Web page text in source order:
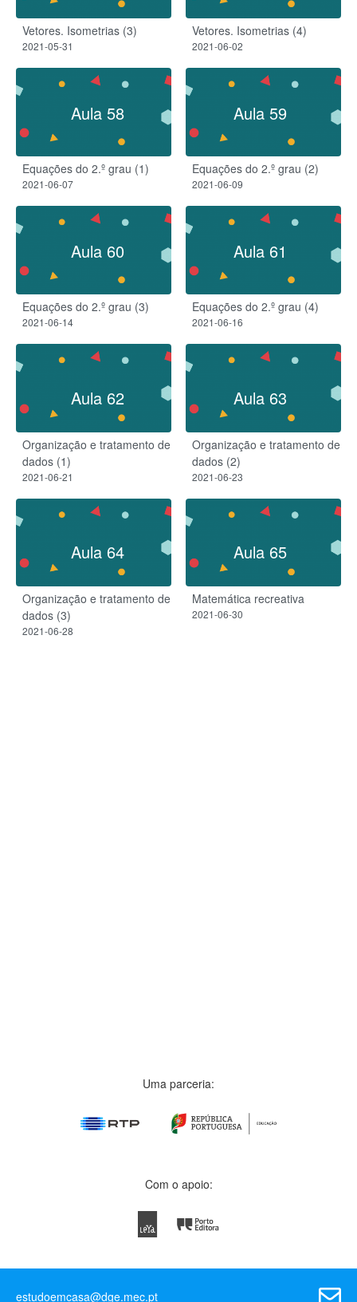
Vetores. Isometrias (3)
2021-05-31
Vetores. Isometrias (4)
2021-06-02
Aula 58
Equações do 2.º grau (1)
2021-06-07
Aula 59
Equações do 2.º grau (2)
2021-06-09
Aula 60
Equações do 2.º grau (3)
2021-06-14
Aula 61
Equações do 2.º grau (4)
2021-06-16
Aula 62
Organização e tratamento de
dados (1)
2021-06-21
Aula 63
Organização e tratamento de
dados (2)
2021-06-23
Aula 64
Organização e tratamento de
dados (3)
2021-06-28
Aula 65
Matemática recreativa
2021-06-30
Uma parceria:
Com o apoio:
estudoemcasa@dge.mec.pt